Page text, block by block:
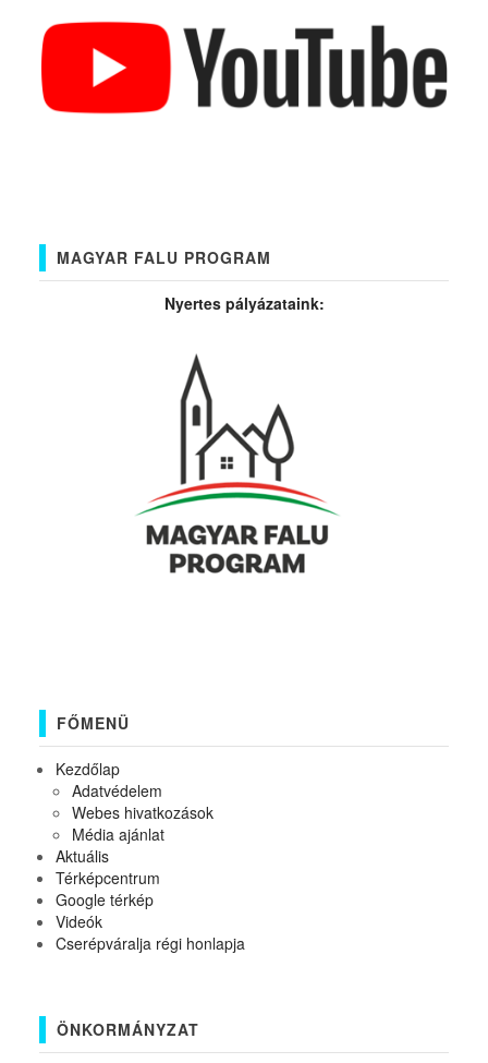
MAGYAR FALU PROGRAM
Nyertes pályázataink:
FŐMENÜ
Kezdőlap
Adatvédelem
Webes hivatkozások
Média ajánlat
Aktuális
Térképcentrum
Google térkép
Videók
Cserépváralja régi honlapja
ÖNKORMÁNYZAT